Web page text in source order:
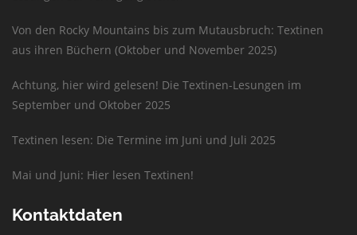
Von den Rocky Mountains bis zum Mutausbruch: Textinen
aus ihren Büchern (Oktober und November 2025)
Achtung, hier wird gelesen! Die Textinen-Lesungen im
September und Oktober 2025
Textinen lesen: Die Termine im Juni und Juli 2025
Mai und Juni: Hier lesen Textinen!
Kontaktdaten